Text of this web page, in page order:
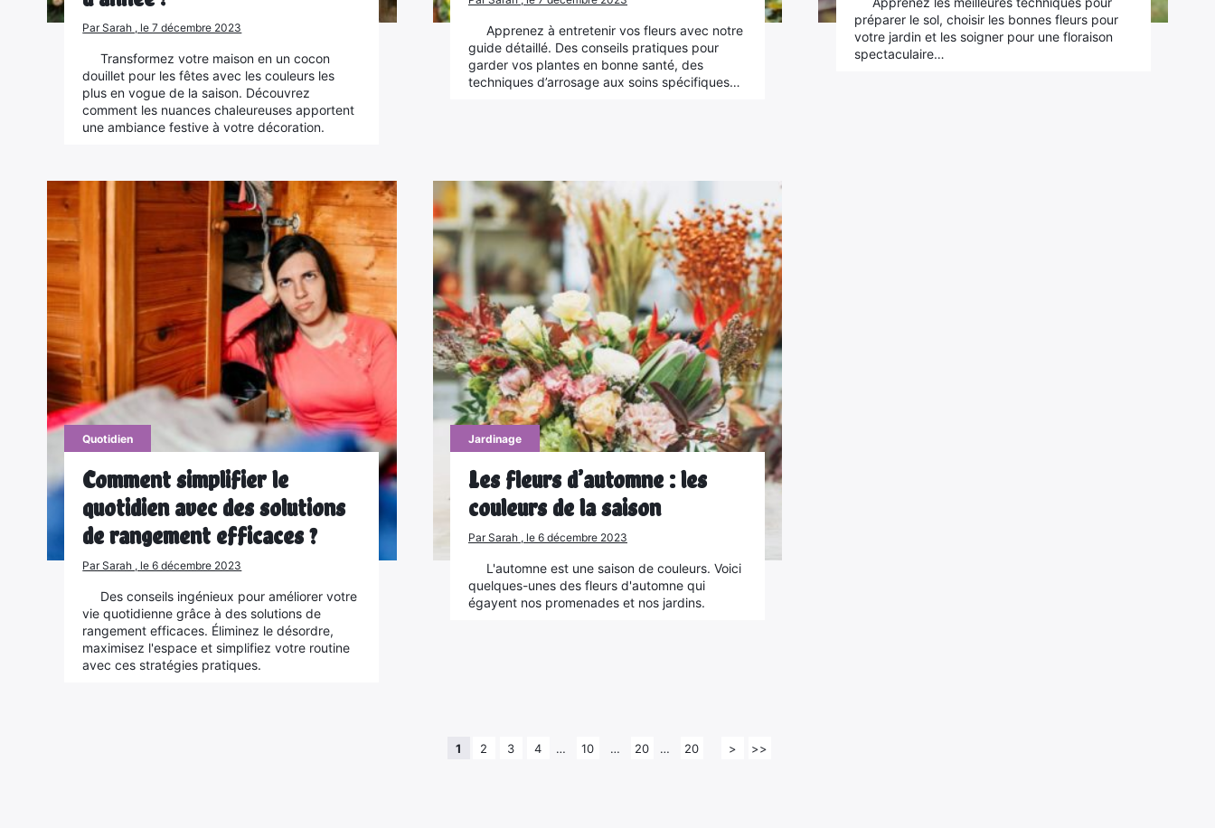
Par Sarah , le 7 décembre 2023
Transformez votre maison en un cocon
douillet pour les fêtes avec les couleurs les
plus en vogue de la saison. Découvrez
comment les nuances chaleureuses apportent
une ambiance festive à votre décoration.
Apprenez à entretenir vos fleurs avec notre
guide détaillé. Des conseils pratiques pour
garder vos plantes en bonne santé, des
techniques d’arrosage aux soins spécifiques…
préparer le sol, choisir les bonnes fleurs pour
votre jardin et les soigner pour une floraison
spectaculaire…
Quotidien
Comment simplifier le
quotidien avec des solutions
de rangement efficaces ?
Par Sarah , le 6 décembre 2023
Des conseils ingénieux pour améliorer votre
vie quotidienne grâce à des solutions de
rangement efficaces. Éliminez le désordre,
maximisez l'espace et simplifiez votre routine
avec ces stratégies pratiques.
Jardinage
Les fleurs d’automne : les
couleurs de la saison
Par Sarah , le 6 décembre 2023
L'automne est une saison de couleurs. Voici
quelques-unes des fleurs d'automne qui
égayent nos promenades et nos jardins.
1 2 3 4 … 10 … 20 … 20 > >>